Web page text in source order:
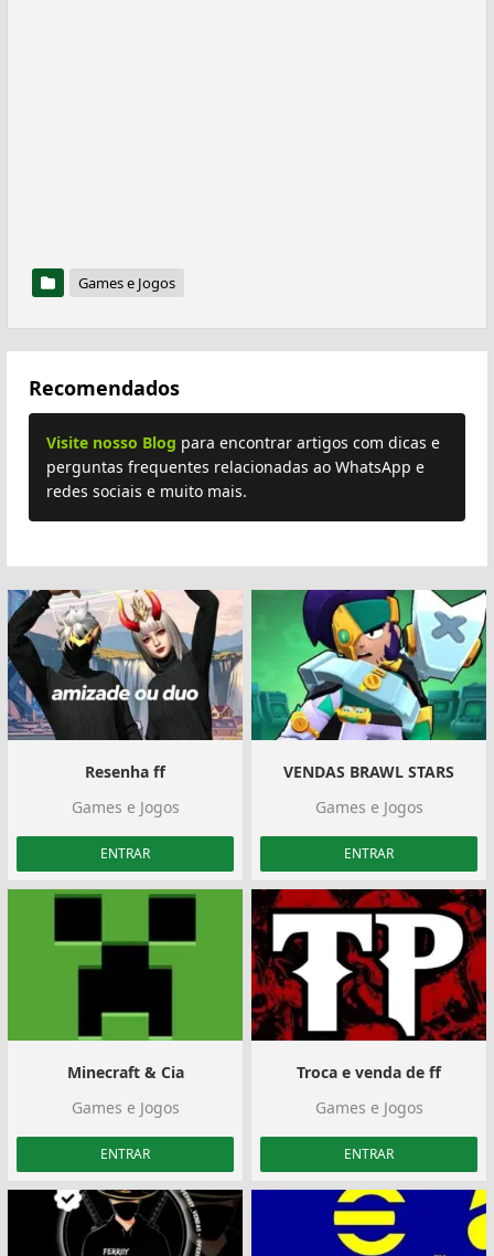
Games e Jogos
Recomendados
Visite nosso Blog para encontrar artigos com dicas e
perguntas frequentes relacionadas ao WhatsApp e
redes sociais e muito mais.
Resenha ff️‍
Games e Jogos
ENTRAR
VENDAS BRAWL STARS
Games e Jogos
ENTRAR
Minecraft & Cia
Games e Jogos
ENTRAR
Troca e venda de ff
Games e Jogos
ENTRAR